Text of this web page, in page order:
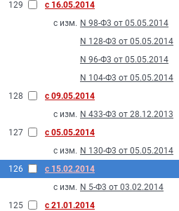
129
с 16.05.2014
с изм. N 98-Ф3 от 05.05.2014
N 128-Ф3 от 05.05.2014
N 96-Ф3 от 05.05.2014
N 104-Ф3 от 05.05.2014
128
с 09.05.2014
с изм. N 433-Ф3 от 28.12.2013
127
с 05.05.2014
с изм. N 130-Ф3 от 05.05.2014
126
с 15.02.2014
с изм. N 5-Ф3 от 03.02.2014
125
с 21.01.2014